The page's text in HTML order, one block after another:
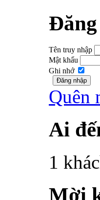
Tên truy nhập
Mật khẩu
Ghi nhớ
Quên
Ai
1
Mời